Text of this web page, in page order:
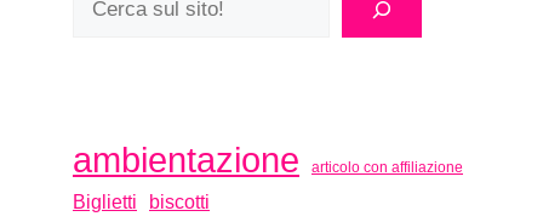
ambientazione articolo con affiliazione
Biglietti biscotti